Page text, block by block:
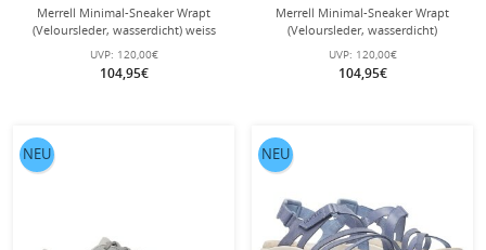
Merrell Minimal-Sneaker Wrapt
(Veloursleder, wasserdicht) weiss
Damen
UVP: 120,00€
104,95€
Merrell Minimal-Sneaker Wrapt
(Veloursleder, wasserdicht)
cherry/burgund Damen
UVP: 120,00€
104,95€
NEU NEU